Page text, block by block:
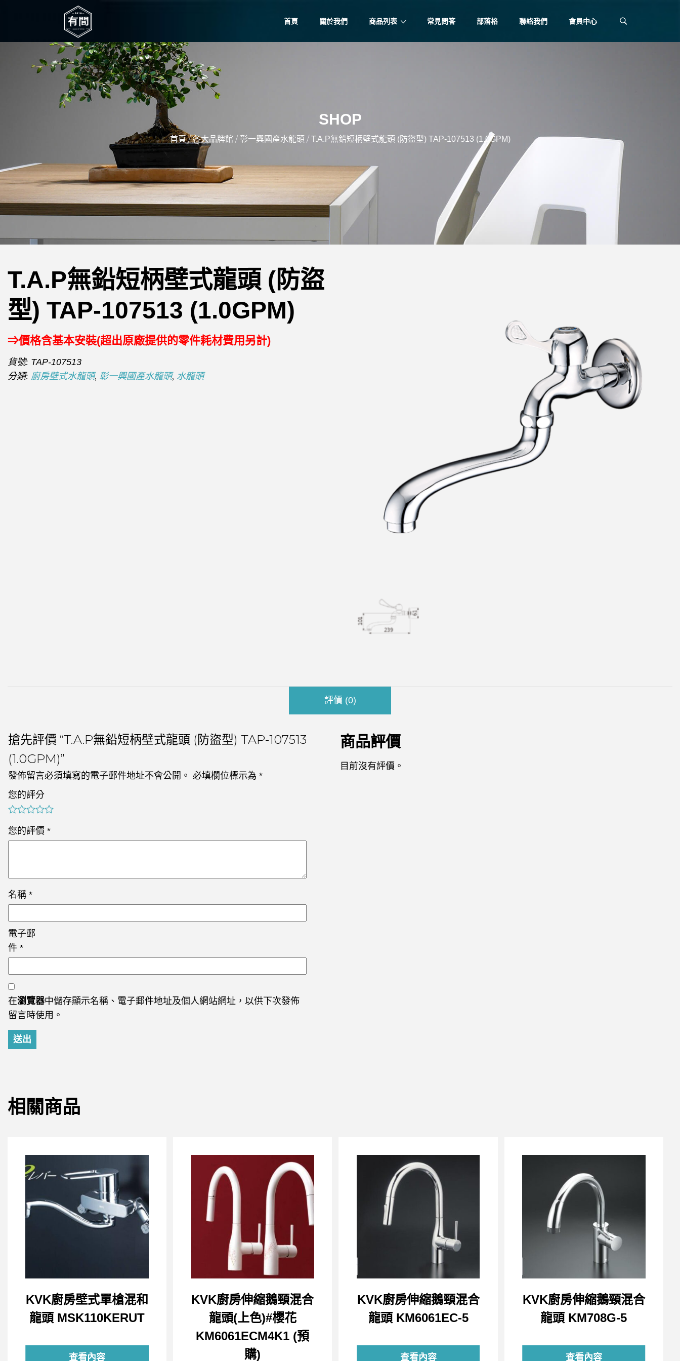
首頁 關於我們 商品列表 常見問答 部落格 聯絡我們 會員中心
SHOP
首頁/各大品牌館 / 彰一興國產水龍頭/ T.A.P無鉛短柄壁式龍頭 (防盜型) TAP-107513 (1.0GPM)
T.A.P無鉛短柄壁式龍頭 (防盜
型) TAP-107513 (1.0GPM)
⇒價格含基本安裝(超出原廠提供的零件耗材費用另計)
貨號: TAP-107513
分類: 廚房壁式水龍頭, 彰一興國產水龍頭, 水龍頭
評價 (0)
商品評價
目前沒有評價。
搶先評價 “T.A.P無鉛短柄壁式龍頭 (防盜型) TAP-107513
(1.0GPM)”
發佈留言必須填寫的電子郵件地址不會公開。 必填欄位標示為 *
您的評分
您的評價 *
名稱 *
電子郵
件 *
在瀏覽器中儲存顯示名稱、電子郵件地址及個人網站網址，以供下次發佈
留言時使用。
相關商品
KVK廚房壁式單槍混和
龍頭 MSK110KERUT
查看內容
KVK廚房伸縮鵝頸混合
龍頭(上色)#櫻花
KM6061ECM4K1 (預
購)
KVK廚房伸縮鵝頸混合
龍頭 KM6061EC-5
查看內容
KVK廚房伸縮鵝頸混合
龍頭 KM708G-5
查看內容